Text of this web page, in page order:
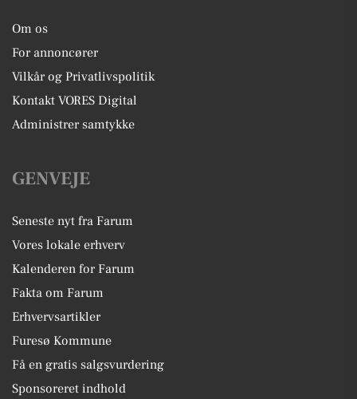
Om os
For annoncører
Vilkår og Privatlivspolitik
Kontakt VORES Digital
Administrer samtykke
GENVEJE
Seneste nyt fra Farum
Vores lokale erhverv
Kalenderen for Farum
Fakta om Farum
Erhvervsartikler
Furesø Kommune
Få en gratis salgsvurdering
Sponsoreret indhold